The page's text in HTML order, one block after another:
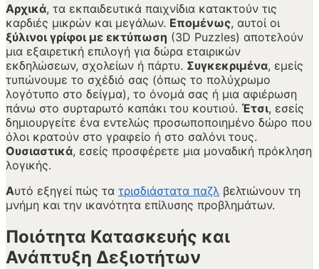
Αρχικά, τα εκπαιδευτικά παιχνίδια κατακτούν τις
καρδιές μικρών και μεγάλων. Επομένως, αυτοί οι
ξύλινοι γρίφοι με εκτύπωση (3D Puzzles) αποτελούν
μια εξαιρετική επιλογή για δώρα εταιρικών
εκδηλώσεων, σχολείων ή πάρτυ. Συγκεκριμένα, εμείς
τυπώνουμε το σχέδιό σας (όπως το πολύχρωμο
λογότυπο στο δείγμα), το όνομά σας ή μια αφιέρωση
πάνω στο συρταρωτό καπάκι του κουτιού. Έτσι, εσείς
δημιουργείτε ένα εντελώς προσωποποιημένο δώρο που
όλοι κρατούν στο γραφείο ή στο σαλόνι τους.
Ουσιαστικά, εσείς προσφέρετε μια μοναδική πρόκληση
λογικής.
Αυτό εξηγεί πώς τα τρισδιάστατα παζλ βελτιώνουν τη
μνήμη και την ικανότητα επίλυσης προβλημάτων.
Ποιότητα Κατασκευής και
Ανάπτυξη Δεξιοτήτων